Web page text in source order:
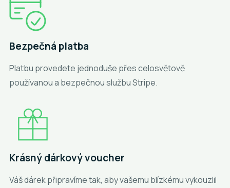
Bezpečná platba
Platbu provedete jednoduše přes celosvětově
používanou a bezpečnou službu Stripe.
Krásný dárkový voucher
Váš dárek připravíme tak, aby vašemu blízkému vykouzlil